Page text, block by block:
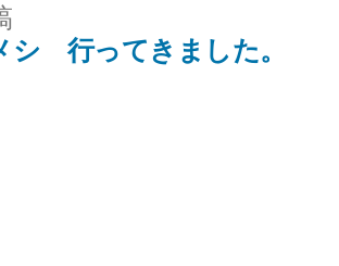
の
シ 行ってきました。